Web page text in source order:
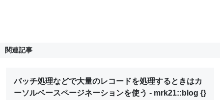
関連記事
バッチ処理などで大量のレコードを処理するときはカ
ーソルベースページネーションを使う - mrk21::blog {}